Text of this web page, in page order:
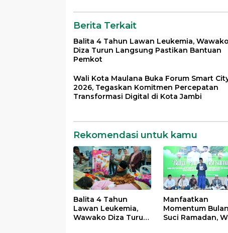
Masyarakat
Berita Terkait
Balita 4 Tahun Lawan Leukemia, Wawako
Diza Turun Langsung Pastikan Bantuan
Pemkot
Wali Kota Maulana Buka Forum Smart
2026, Tegaskan Komitmen Percepatan
Transformasi Digital di Kota Jambi
Rekomendasi untuk kamu
Balita 4 Tahun
Lawan Leukemia,
Wawako Diza Turun
Manfaatkan
Momentum Bulan
Suci Ramadan,